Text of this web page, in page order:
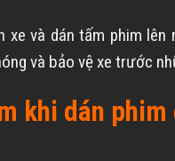
xe và dán tấm phim
và bảo vệ xe trước
khi dán